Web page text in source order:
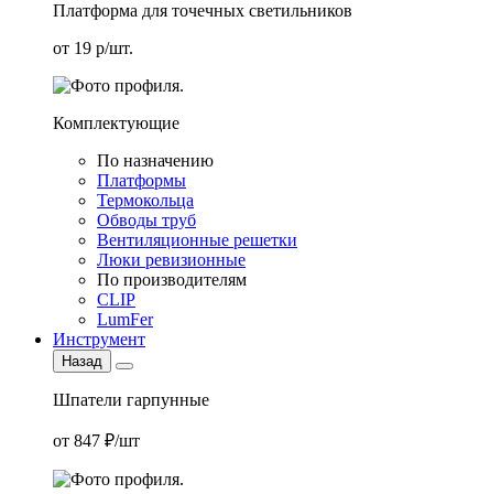
Платформа для точечных светильников
от 19 р/шт.
Комплектующие
По назначению
Платформы
Термокольца
Обводы труб
Вентиляционные решетки
Люки ревизионные
По производителям
CLIP
LumFer
Инструмент
Назад
Шпатели гарпунные
от 847 ₽/шт